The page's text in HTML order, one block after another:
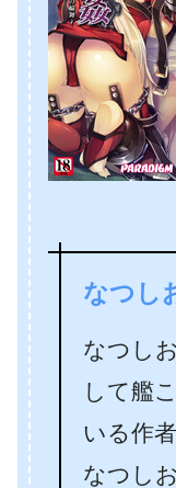
なつし
なつし
して艦
いる作
なつし